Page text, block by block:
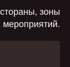
зоны
мероприятий.